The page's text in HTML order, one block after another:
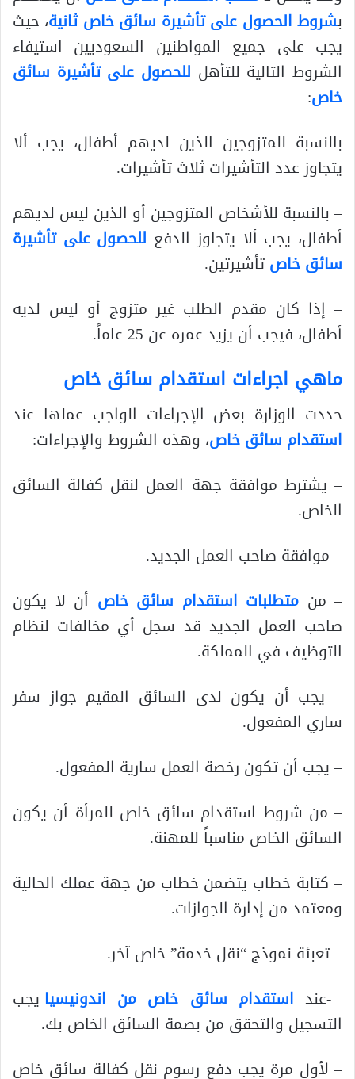
بشروط الحصول على تأشيرة سائق خاص ثانية، حيث
يجب على جميع المواطنين السعوديين استيفاء
الشروط التالية للتأهل للحصول على تأشيرة سائق
خاص:
بالنسبة للمتزوجين الذين لديهم أطفال، يجب ألا
يتجاوز عدد التأشيرات ثلاث تأشيرات.
– بالنسبة للأشخاص المتزوجين أو الذين ليس لديهم
أطفال، يجب ألا يتجاوز الدفع للحصول على تأشيرة
سائق خاصتأشيرتين.
– إذا كان مقدم الطلب غير متزوج أو ليس لديه
أطفال، فيجب أن يزيد عمره عن 25 عاماً.
ماهي اجراءات استقدام سائق خاص
حددت الوزارة بعض الإجراءات الواجب عملها عند
استقدام سائق خاص، وهذه الشروط والإجراءات:
– يشترط موافقة جهة العمل لنقل كفالة السائق
الخاص.
– موافقة صاحب العمل الجديد.
– من متطلبات استقدام سائق خاص أن لا يكون
صاحب العمل الجديد قد سجل أي مخالفات لنظام
التوظيف في المملكة.
– يجب أن يكون لدى السائق المقيم جواز سفر
ساري المفعول.
– يجب أن تكون رخصة العمل سارية المفعول.
– من شروط استقدام سائق خاص للمرأة أن يكون
السائق الخاص مناسباً للمهنة.
– كتابة خطاب يتضمن خطاب من جهة عملك الحالية
ومعتمد من إدارة الجوازات.
– تعبئة نموذج “نقل خدمة” خاص آخر.
-عند استقدام سائق خاص من اندونيسيا يجب
التسجيل والتحقق من بصمة السائق الخاص بك.
– لأول مرة يجب دفع رسوم نقل كفالة سائق خاص